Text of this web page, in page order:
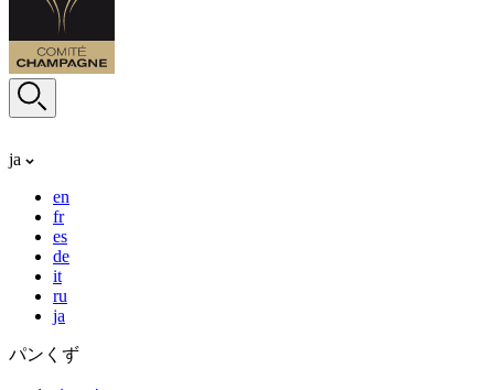
ja
en
fr
es
de
it
ru
ja
パンくず